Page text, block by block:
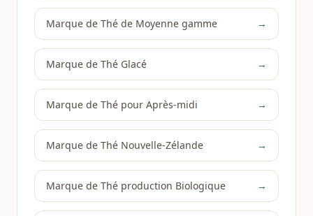
Marque de Thé de Moyenne gamme →
Marque de Thé Glacé →
Marque de Thé pour Après-midi →
Marque de Thé Nouvelle-Zélande →
Marque de Thé production Biologique →